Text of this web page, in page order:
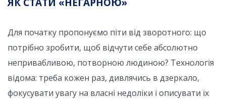
Для початку пропонуємо піти від зворотного: що
потрібно зробити, щоб відчути себе абсолютно
непривабливою, потворною людиною? Технологія
відома: треба кожен раз, дивлячись в дзеркало,
фокусувати увагу на власні недоліки і описувати їх